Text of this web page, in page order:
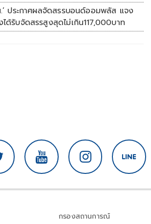
วัน
.’ ประกาศผลจัดสรรบอนด์ออมพลัส แจง
ด้รับจัดสรรสูงสุดไม่เกิน117,000บาท
กรองสถานการณ์